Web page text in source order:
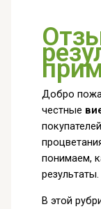
Добро
честные
понимаем,
результаты.
В этой